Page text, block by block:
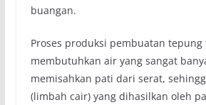
buangan.
Proses produksi pembuatan tepung
membutuhkan air yang sangat
memisahkan pati dari serat,
(limbah cair) yang dihasilkan oleh